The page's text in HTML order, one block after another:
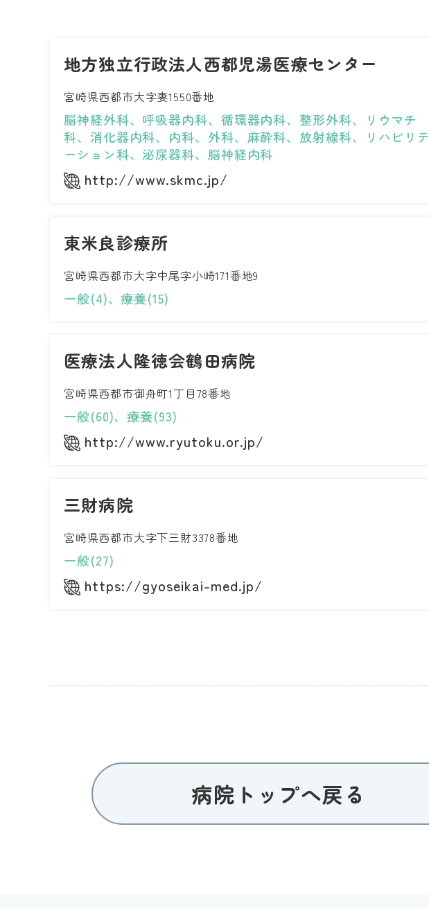
地方独立行政法人西都児湯医療センター
宮崎県西都市大字妻1550番地
脳神経外科、呼吸器内科、循環器内科、整形外科、リウマチ
科、消化器内科、内科、外科、麻酔科、放射線科、リハビリテ
ーション科、泌尿器科、脳神経内科
http://www.skmc.jp/
東米良診療所
宮崎県西都市大字中尾字小崎171番地9
一般(4)、療養(15)
医療法人隆徳会鶴田病院
宮崎県西都市御舟町1丁目78番地
一般(60)、療養(93)
http://www.ryutoku.or.jp/
三財病院
宮崎県西都市大字下三財3378番地
一般(27)
https://gyoseikai-med.jp/
病院トップへ戻る